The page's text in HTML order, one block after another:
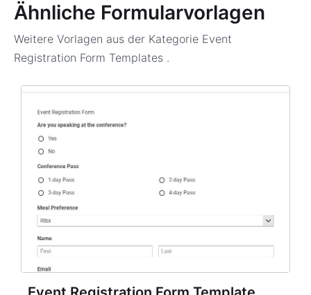
Ähnliche Formularvorlagen
Weitere Vorlagen aus der Kategorie Event
Registration Form Templates .